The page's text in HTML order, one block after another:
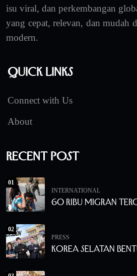
isu viral, dan perkembangan
yang cepat, relevan, dan mudah
modern.
Quick Links
Connect with Us
About
Recent Post
01
INTERNATIONAL
60 Ribu Migran
02
PRESS
Korea Selatan